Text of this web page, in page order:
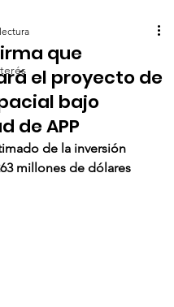
que
el proyecto de
bajo
de APP
de la inversión
millones de dólares